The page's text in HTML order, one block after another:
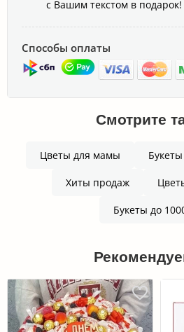
с Вашим текстом в подарок!
Способы оплаты
Смотрите
Цветы для мамы
Хиты продаж
Букеты до